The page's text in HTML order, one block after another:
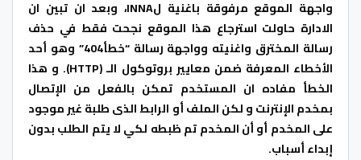
واجهة الموقع مرفوقة باغنية لINNA، وبعد ان تبين ان
الادارة حاولت استرجاع هذا الموقع نجحت فقط في حذف
رسالة المخترق واغنيته وواجهة رسالة “خطأ404” وهو أحد
الأخطاء المعرفة ضمن معايير بروتوكول الـ (HTTP). و هذا
الخطأ مفاده ان المستخدم تمكن بالفعل من الإتصال
بمخدم الإنترنت و لكن الملف أو الرابط الذى طلبة غير موجود
على المخدم أو أن المخدم تم ظبطه لكي لا يتم الطلب بدون
إبداء أسباب.